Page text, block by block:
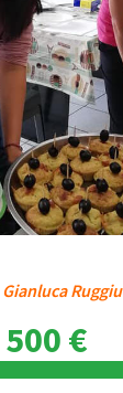
Gianluca Ruggiu
500 €